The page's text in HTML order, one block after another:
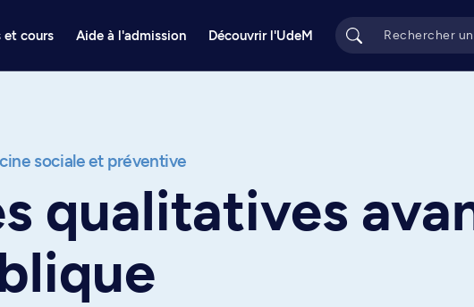
et cours Aide à l'admission Découvrir l'UdeM
sociale et préventive
qualitatives